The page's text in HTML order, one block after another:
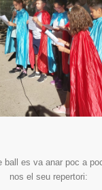
ball es va anar poc a
nos el seu repertori: